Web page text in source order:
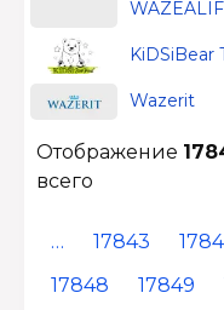
KiDSiBear
Wazerit
Отображение
всего
… 17843
17848
17849